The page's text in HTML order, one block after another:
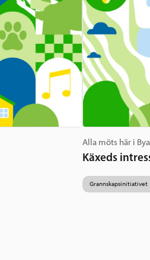
Alla möts här i
Käxeds
Grannskapsinitiativet